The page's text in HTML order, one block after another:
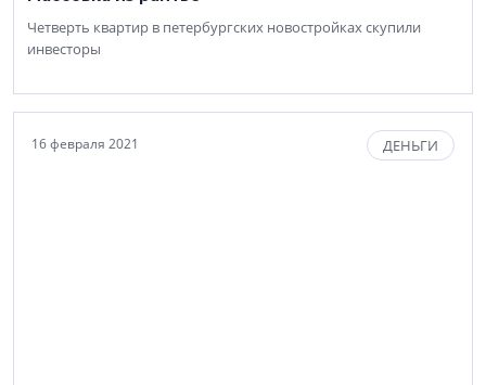
Четверть квартир в петербургских новостройках скупили
инвесторы
16 февраля 2021 ДЕНЬГИ